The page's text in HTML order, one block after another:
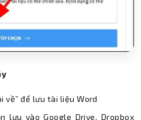
về” để lưu tài liệu Word
lưu vào Google Drive, Dropbox